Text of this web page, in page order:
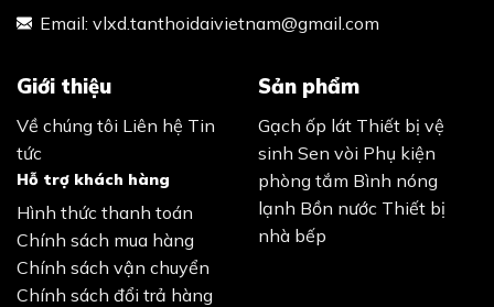
Email: vlxd.tanthoidaivietnam@gmail.com
Giới thiệu
Về chúng tôi Liên hệ Tin
tức
Hỗ trợ khách hàng
Hình thức thanh toán
Chính sách mua hàng
Chính sách vận chuyển
Chính sách đổi trả hàng
Sản phẩm
Gạch ốp lát Thiết bị vệ
sinh Sen vòi Phụ kiện
phòng tắm Bình nóng
lạnh Bồn nước Thiết bị
nhà bếp